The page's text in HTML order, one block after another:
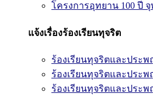
โครงการอุทยาน 100 ปี
แจ้งเรื่องร้องเรียนทุจริต
ร้องเรียนทุจริตและประ
ร้องเรียนทุจริตและประ
ร้องเรียนทุจริตและประ